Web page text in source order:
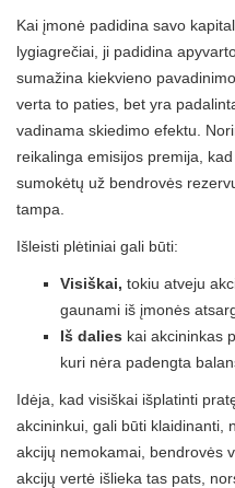
Kai įmonė padidina savo
lygiagrečiai, ji padidina
sumažina kiekvieno
verta to paties, bet yra
vadinama skiedimo efektu.
reikalinga emisijos premija,
sumokėtų už bendrovės
tampa.
Išleisti plėtiniai gali būti:
Visiškai, tokiu atveju
gaunami iš įmonės
Iš dalies kai akcininkas
kuri nėra padengta
Idėja, kad visiškai išplatinti
akcininkui, gali būti klaidinanti,
akcijų nemokamai, bendrovės
akcijų vertė išlieka tas pats,